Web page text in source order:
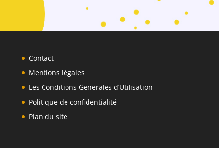
Contact
Mentions légales
Les Conditions Générales d’Utilisation
Politique de confidentialité
Plan du site